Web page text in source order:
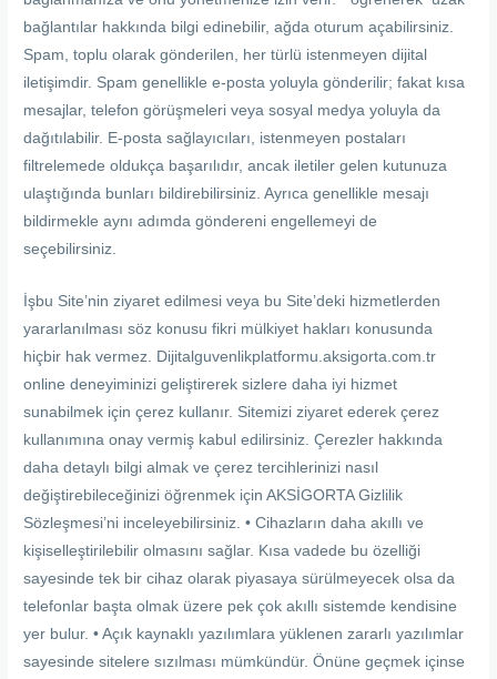
bağlantılar hakkında bilgi edinebilir, ağda oturum açabilirsiniz.
Spam, toplu olarak gönderilen, her türlü istenmeyen dijital
iletişimdir. Spam genellikle e-posta yoluyla gönderilir; fakat kısa
mesajlar, telefon görüşmeleri veya sosyal medya yoluyla da
dağıtılabilir. E-posta sağlayıcıları, istenmeyen postaları
filtrelemede oldukça başarılıdır, ancak iletiler gelen kutunuza
ulaştığında bunları bildirebilirsiniz. Ayrıca genellikle mesajı
bildirmekle aynı adımda göndereni engellemeyi de
seçebilirsiniz.
İşbu Site’nin ziyaret edilmesi veya bu Site’deki hizmetlerden
yararlanılması söz konusu fikri mülkiyet hakları konusunda
hiçbir hak vermez. Dijitalguvenlikplatformu.aksigorta.com.tr
online deneyiminizi geliştirerek sizlere daha iyi hizmet
sunabilmek için çerez kullanır. Sitemizi ziyaret ederek çerez
kullanımına onay vermiş kabul edilirsiniz. Çerezler hakkında
daha detaylı bilgi almak ve çerez tercihlerinizi nasıl
değiştirebileceğinizi öğrenmek için AKSİGORTA Gizlilik
Sözleşmesi’ni inceleyebilirsiniz. • Cihazların daha akıllı ve
kişiselleştirilebilir olmasını sağlar. Kısa vadede bu özelliği
sayesinde tek bir cihaz olarak piyasaya sürülmeyecek olsa da
telefonlar başta olmak üzere pek çok akıllı sistemde kendisine
yer bulur. • Açık kaynaklı yazılımlara yüklenen zararlı yazılımlar
sayesinde sitelere sızılması mümkündür. Önüne geçmek içinse